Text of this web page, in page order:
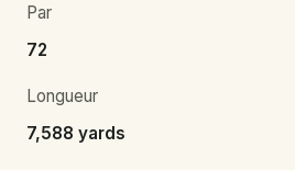
Par
72
Longueur
7,588 yards